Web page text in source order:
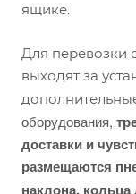
ящике.
Для перевозки
выходят за
оборудования,
доставки и
размещаются
наклона,